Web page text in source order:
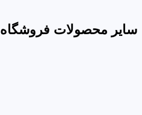
سایر محصولات فروشگاه